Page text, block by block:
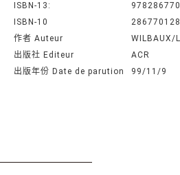
ISBN-13:
ISBN-10
作者 Auteur
WILBAUX/
出版社 Editeur
ACR
出版年份 Date de parution
99/11/9